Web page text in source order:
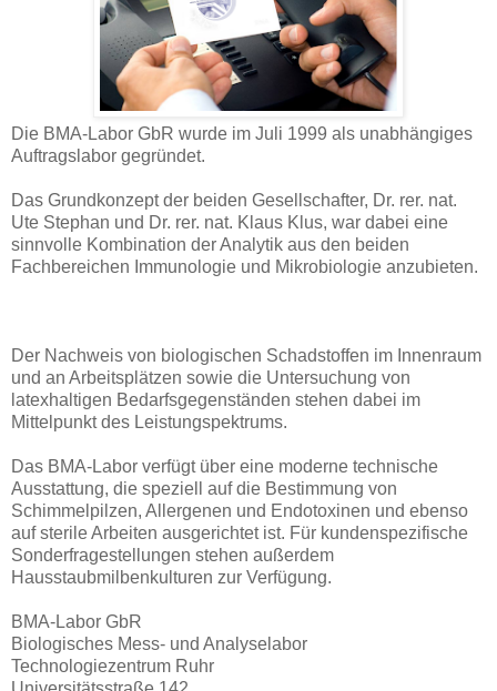
Die BMA-Labor GbR wurde im Juli 1999 als unabhängiges
Auftragslabor gegründet.
Das Grundkonzept der beiden Gesellschafter, Dr. rer. nat.
Ute Stephan und Dr. rer. nat. Klaus Klus, war dabei eine
sinnvolle Kombination der Analytik aus den beiden
Fachbereichen Immunologie und Mikrobiologie anzubieten.
Der Nachweis von biologischen Schadstoffen im Innenraum
und an Arbeitsplätzen sowie die Untersuchung von
latexhaltigen Bedarfsgegenständen stehen dabei im
Mittelpunkt des Leistungspektrums.
Das BMA-Labor verfügt über eine moderne technische
Ausstattung, die speziell auf die Bestimmung von
Schimmelpilzen, Allergenen und Endotoxinen und ebenso
auf sterile Arbeiten ausgerichtet ist. Für kundenspezifische
Sonderfragestellungen stehen außerdem
Hausstaubmilbenkulturen zur Verfügung.
BMA-Labor GbR
Biologisches Mess- und Analyselabor
Technologiezentrum Ruhr